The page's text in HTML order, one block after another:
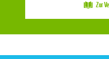
Zur